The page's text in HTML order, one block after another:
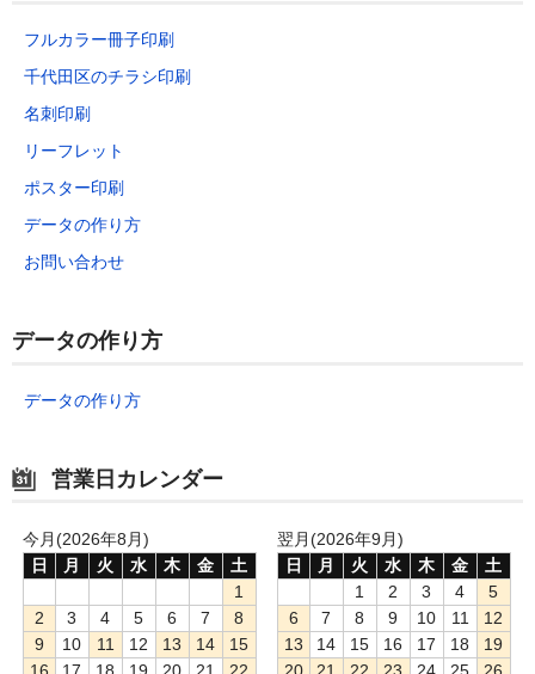
フルカラー冊子印刷
千代田区のチラシ印刷
名刺印刷
リーフレット
ポスター印刷
データの作り方
お問い合わせ
データの作り方
データの作り方
営業日カレンダー
今月(2026年8月)
日
月 火 水 木 金
土
1
2
3 4 5 6 7
8
9
10 11 12 13 14
15
16
17 18 19 20 21
22
翌月(2026年9月)
日
月 火 水 木 金
土
1
2 3 4
5
6
7 8 9 10 11
12
13
14 15 16 17 18
19
20
21 22 23 24 25
26